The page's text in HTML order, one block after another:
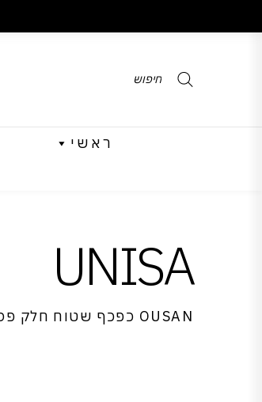
Products
search
ראשי
UNISA
OUSAN כפכף שטוח חלק פס רחב